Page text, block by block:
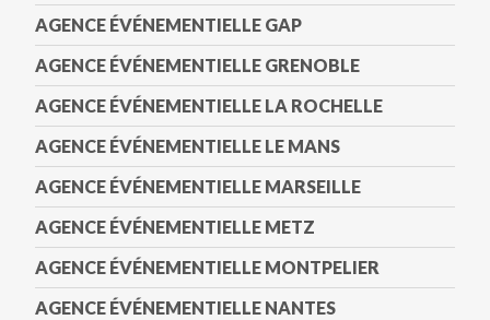
AGENCE ÉVÉNEMENTIELLE GAP
AGENCE ÉVÉNEMENTIELLE GRENOBLE
AGENCE ÉVÉNEMENTIELLE LA ROCHELLE
AGENCE ÉVÉNEMENTIELLE LE MANS
AGENCE ÉVÉNEMENTIELLE MARSEILLE
AGENCE ÉVÉNEMENTIELLE METZ
AGENCE ÉVÉNEMENTIELLE MONTPELIER
AGENCE ÉVÉNEMENTIELLE NANTES